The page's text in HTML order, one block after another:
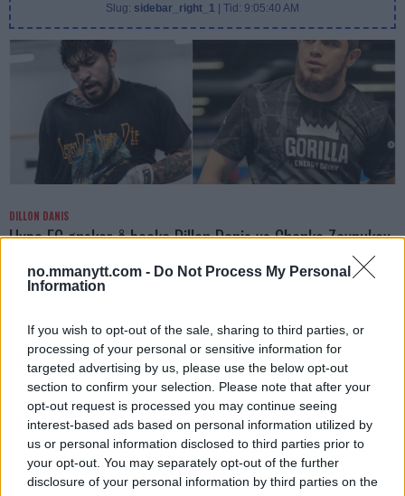
no.mmanytt.com - Do Not Process My Personal
Information
If you wish to opt-out of the sale, sharing to third parties, or
processing of your personal or sensitive information for
targeted advertising by us, please use the below opt-out
section to confirm your selection. Please note that after your
opt-out request is processed you may continue seeing
interest-based ads based on personal information utilized by
us or personal information disclosed to third parties prior to
your opt-out. You may separately opt-out of the further
disclosure of your personal information by third parties on the
Slug: sidebar_right_1 | Tid: 9:05:40 AM
DILLON DANIS
Hype FC ønsker å booke Dillon Danis vs Chanko Zaynukov
Erik Solvang 13 January, 2026 15:37